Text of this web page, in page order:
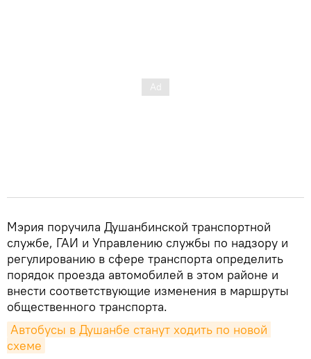
Мэрия поручила Душанбинской транспортной
службе, ГАИ и Управлению службы по надзору и
регулированию в сфере транспорта определить
порядок проезда автомобилей в этом районе и
внести соответствующие изменения в маршруты
общественного транспорта.
Автобусы в Душанбе станут ходить по новой
схеме